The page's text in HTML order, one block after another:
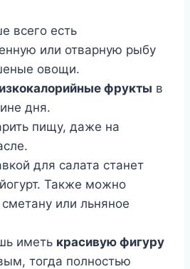
всего есть
или отварную рыбу
овощи.
фрукты в
дня.
пищу, даже на
для салата станет
Также можно
сметану или льняное
иметь красивую фигуру
тогда полностью